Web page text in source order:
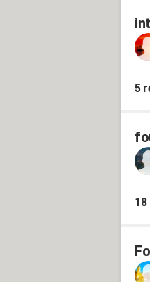
5
18